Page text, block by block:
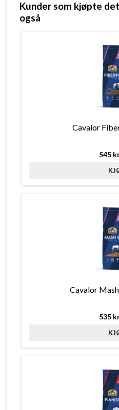
Kunder som kjøpte
også
Cavalor
545
Cavalor
535